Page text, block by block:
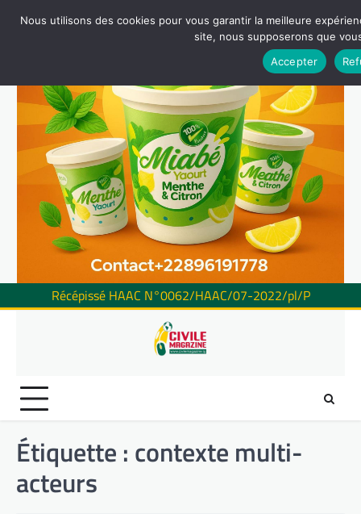
Récépissé HAAC N°0062/HAAC/07-2022/pl/P
Étiquette : contexte multi-
acteurs
Nous utilisons des cookies pour vous garantir la meilleure
site, nous supposerons que
Accepter